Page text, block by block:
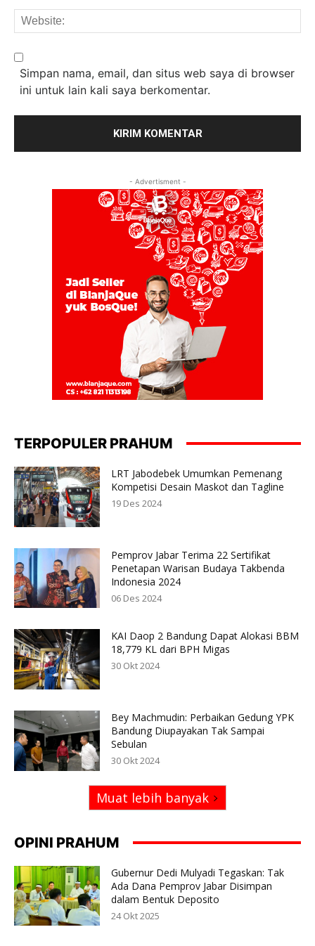
Simpan nama, email, dan situs web saya di browser
ini untuk lain kali saya berkomentar.
- Advertisment -
TERPOPULER PRAHUM
LRT Jabodebek Umumkan Pemenang
Kompetisi Desain Maskot dan Tagline
19 Des 2024
Pemprov Jabar Terima 22 Sertifikat
Penetapan Warisan Budaya Takbenda
Indonesia 2024
06 Des 2024
KAI Daop 2 Bandung Dapat Alokasi BBM
18,779 KL dari BPH Migas
30 Okt 2024
Bey Machmudin: Perbaikan Gedung YPK
Bandung Diupayakan Tak Sampai
Sebulan
30 Okt 2024
Muat lebih banyak
OPINI PRAHUM
Gubernur Dedi Mulyadi Tegaskan: Tak
Ada Dana Pemprov Jabar Disimpan
dalam Bentuk Deposito
24 Okt 2025